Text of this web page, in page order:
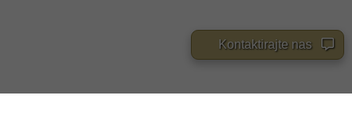
Kontaktirajte nas